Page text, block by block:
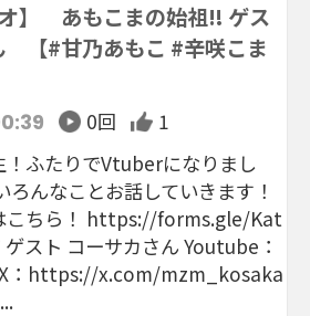
オ】 あもこまの始祖‼ ゲス
【#甘乃あもこ #辛咲こま
0回
1
！ふたりでVtuberになりまし
ろんなことお話していきます！
こちら！ https://forms.gle/Kat
スト コーサカさん Youtube：
：https://x.com/mzm_kosaka